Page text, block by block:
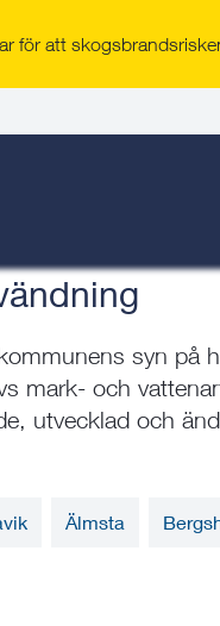
för att
syn på
mark- och
utvecklad och
Älmsta